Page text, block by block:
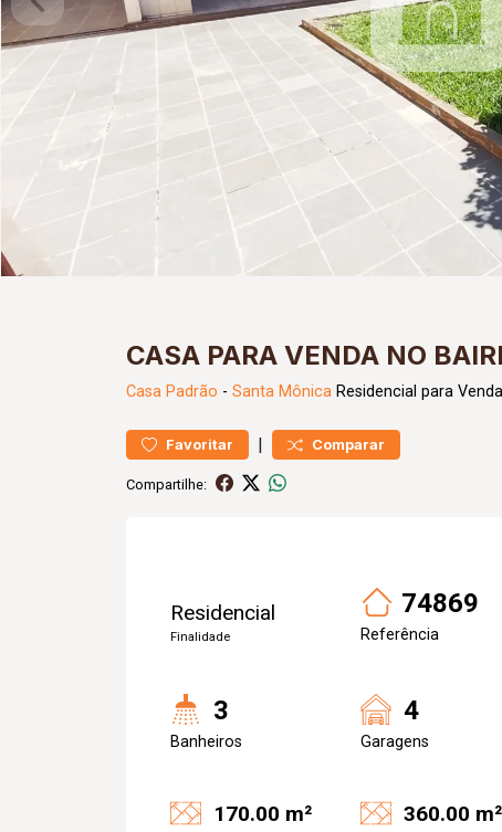
CASA PARA VENDA NO
Casa Padrão - Santa Mônica Residencial para
Favoritar | Comparar
Compartilhe:
Residencial
Finalidade
74869
Referência
3
Banheiros
4
Garagens
170.00 m² 360.00 m²